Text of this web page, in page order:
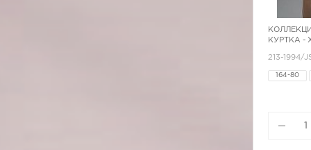
КУРТКА -
213-1994/
164-80